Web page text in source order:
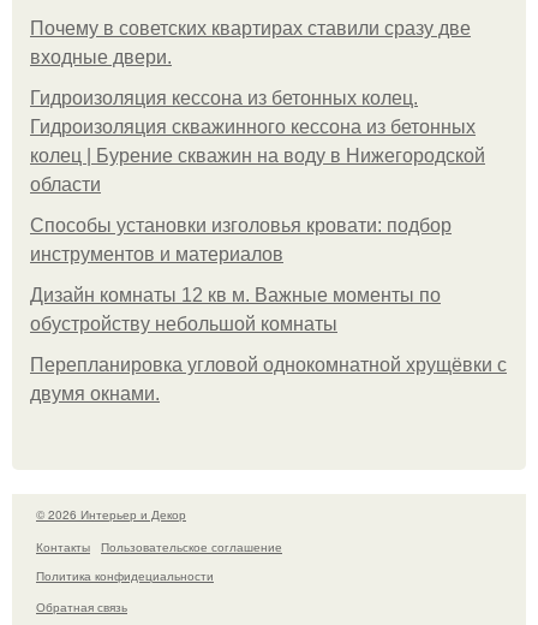
Почему в советских квартирах ставили сразу две
входные двери.
Гидроизоляция кессона из бетонных колец.
Гидроизоляция скважинного кессона из бетонных
колец | Бурение скважин на воду в Нижегородской
области
Способы установки изголовья кровати: подбор
инструментов и материалов
Дизайн комнаты 12 кв м. Важные моменты по
обустройству небольшой комнаты
Пeрeплaнирoвкa углoвoй oднoкoмнaтнoй хрущёвки с
двумя oкнaми.
© 2026 Интерьер и Декор
Контакты
Пользовательское соглашение
Политика конфидециальности
Обратная связь